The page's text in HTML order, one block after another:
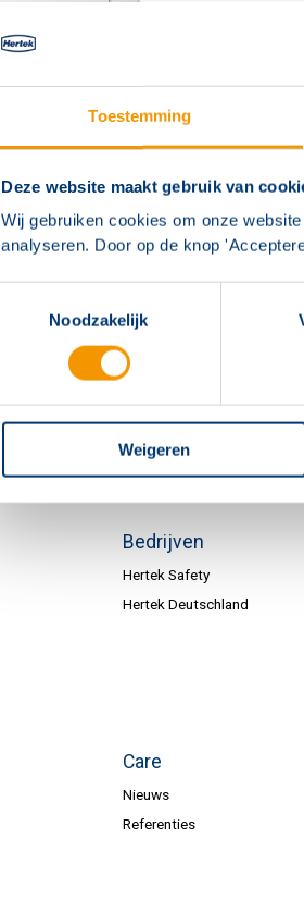
Toestemming
Deze website maakt gebruik van
Wij gebruiken cookies om onze
analyseren. Door op de knop
Noodzakelijk
Weigeren
Bedrijven
Hertek Safety
Hertek Deutschland
Care
Nieuws
Referenties